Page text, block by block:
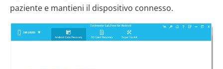
paziente e mantieni il dispositivo connesso.